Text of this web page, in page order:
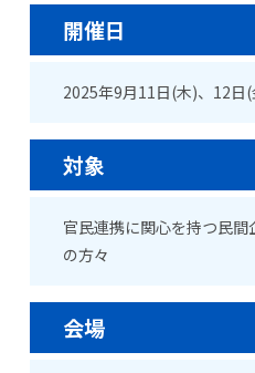
開催日
2025年9月11日(木)、12日(
対象
官民連携に関心を持つ民
の方々
会場